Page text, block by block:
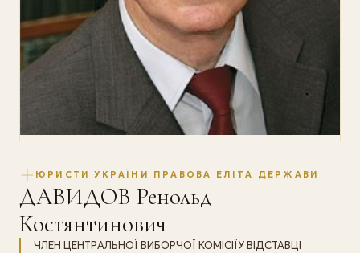
ЮРИСТИ УКРАЇНИ ПРАВОВА ЕЛІТА ДЕРЖАВИ
ДАВИДОВ Ренольд
Костянтинович
ЧЛЕН ЦЕНТРАЛЬНОЇ ВИБОРЧОЇ КОМІСІЇУ ВІДСТАВЦІ